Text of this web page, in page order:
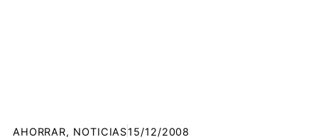
AHORRAR, NOTICIAS15/12/2008